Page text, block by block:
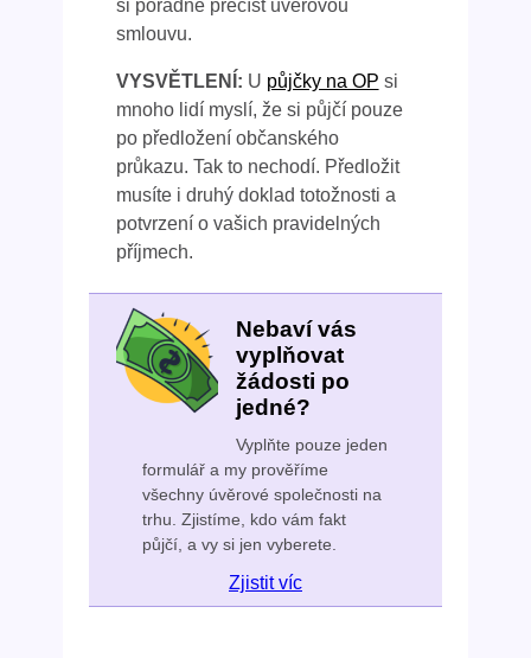
si pořádně přečíst úvěrovou
smlouvu.
VYSVĚTLENÍ: U půjčky na OP si
mnoho lidí myslí, že si půjčí pouze
po předložení občanského
průkazu. Tak to nechodí. Předložit
musíte i druhý doklad totožnosti a
potvrzení o vašich pravidelných
příjmech.
Nebaví vás
vyplňovat
žádosti po
jedné?
Vyplňte pouze jeden
formulář a my prověříme
všechny úvěrové společnosti na
trhu. Zjistíme, kdo vám fakt
půjčí, a vy si jen vyberete.
Zjistit víc